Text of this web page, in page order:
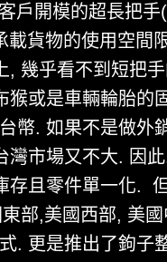
戶開模的超長把手
載貨物的使用空間
, 幾乎看不到短把
猴或是車輛輪胎的
幣. 如果不是做外
灣市場又不大. 因
存且零件單一化.
部,美國西部, 美國
. 更是推出了鉤子